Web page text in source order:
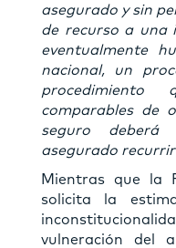
asegurado y sin
de recurso a una
eventualmente
nacional, un
procedimiento
comparables de
seguro
asegurado
Mientras que la
solicita la
vulneración del